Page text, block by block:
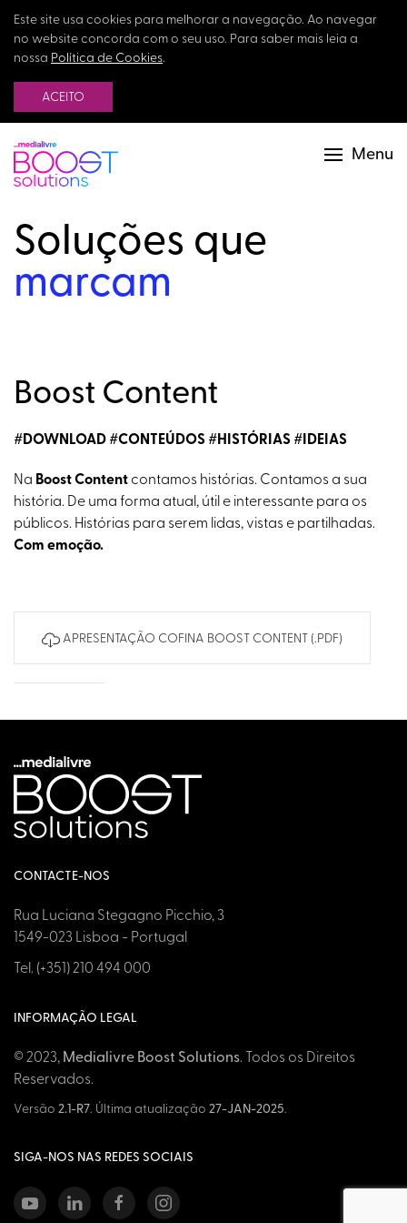
Este site usa cookies para melhorar a navegação. Ao navegar
no website concorda com o seu uso. Para saber mais leia a
nossa Política de Cookies.
ACEITO
Menu
Soluções que
marcam
Boost Content
#DOWNLOAD #CONTEÚDOS #HISTÓRIAS #IDEIAS
Na Boost Content contamos histórias. Contamos a sua
história. De uma forma atual, útil e interessante para os
públicos. Histórias para serem lidas, vistas e partilhadas.
Com emoção.
APRESENTAÇÃO COFINA BOOST CONTENT (.PDF)
CONTACTE-NOS
Rua Luciana Stegagno Picchio, 3
1549-023 Lisboa - Portugal
Tel. (+351) 210 494 000
INFORMAÇÃO LEGAL
© 2023, Medialivre Boost Solutions. Todos os Direitos
Reservados.
Versão 2.1-R7. Última atualização 27-JAN-2025.
SIGA-NOS NAS REDES SOCIAIS